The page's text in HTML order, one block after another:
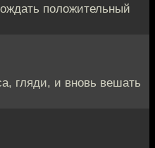
положительный
гляди, и вновь вешать